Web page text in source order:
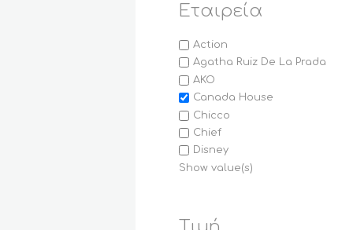
Εταιρεία
Action
Agatha Ruiz De La Prada
AKO
Canada House
Chicco
Chief
Disney
Show value(s)